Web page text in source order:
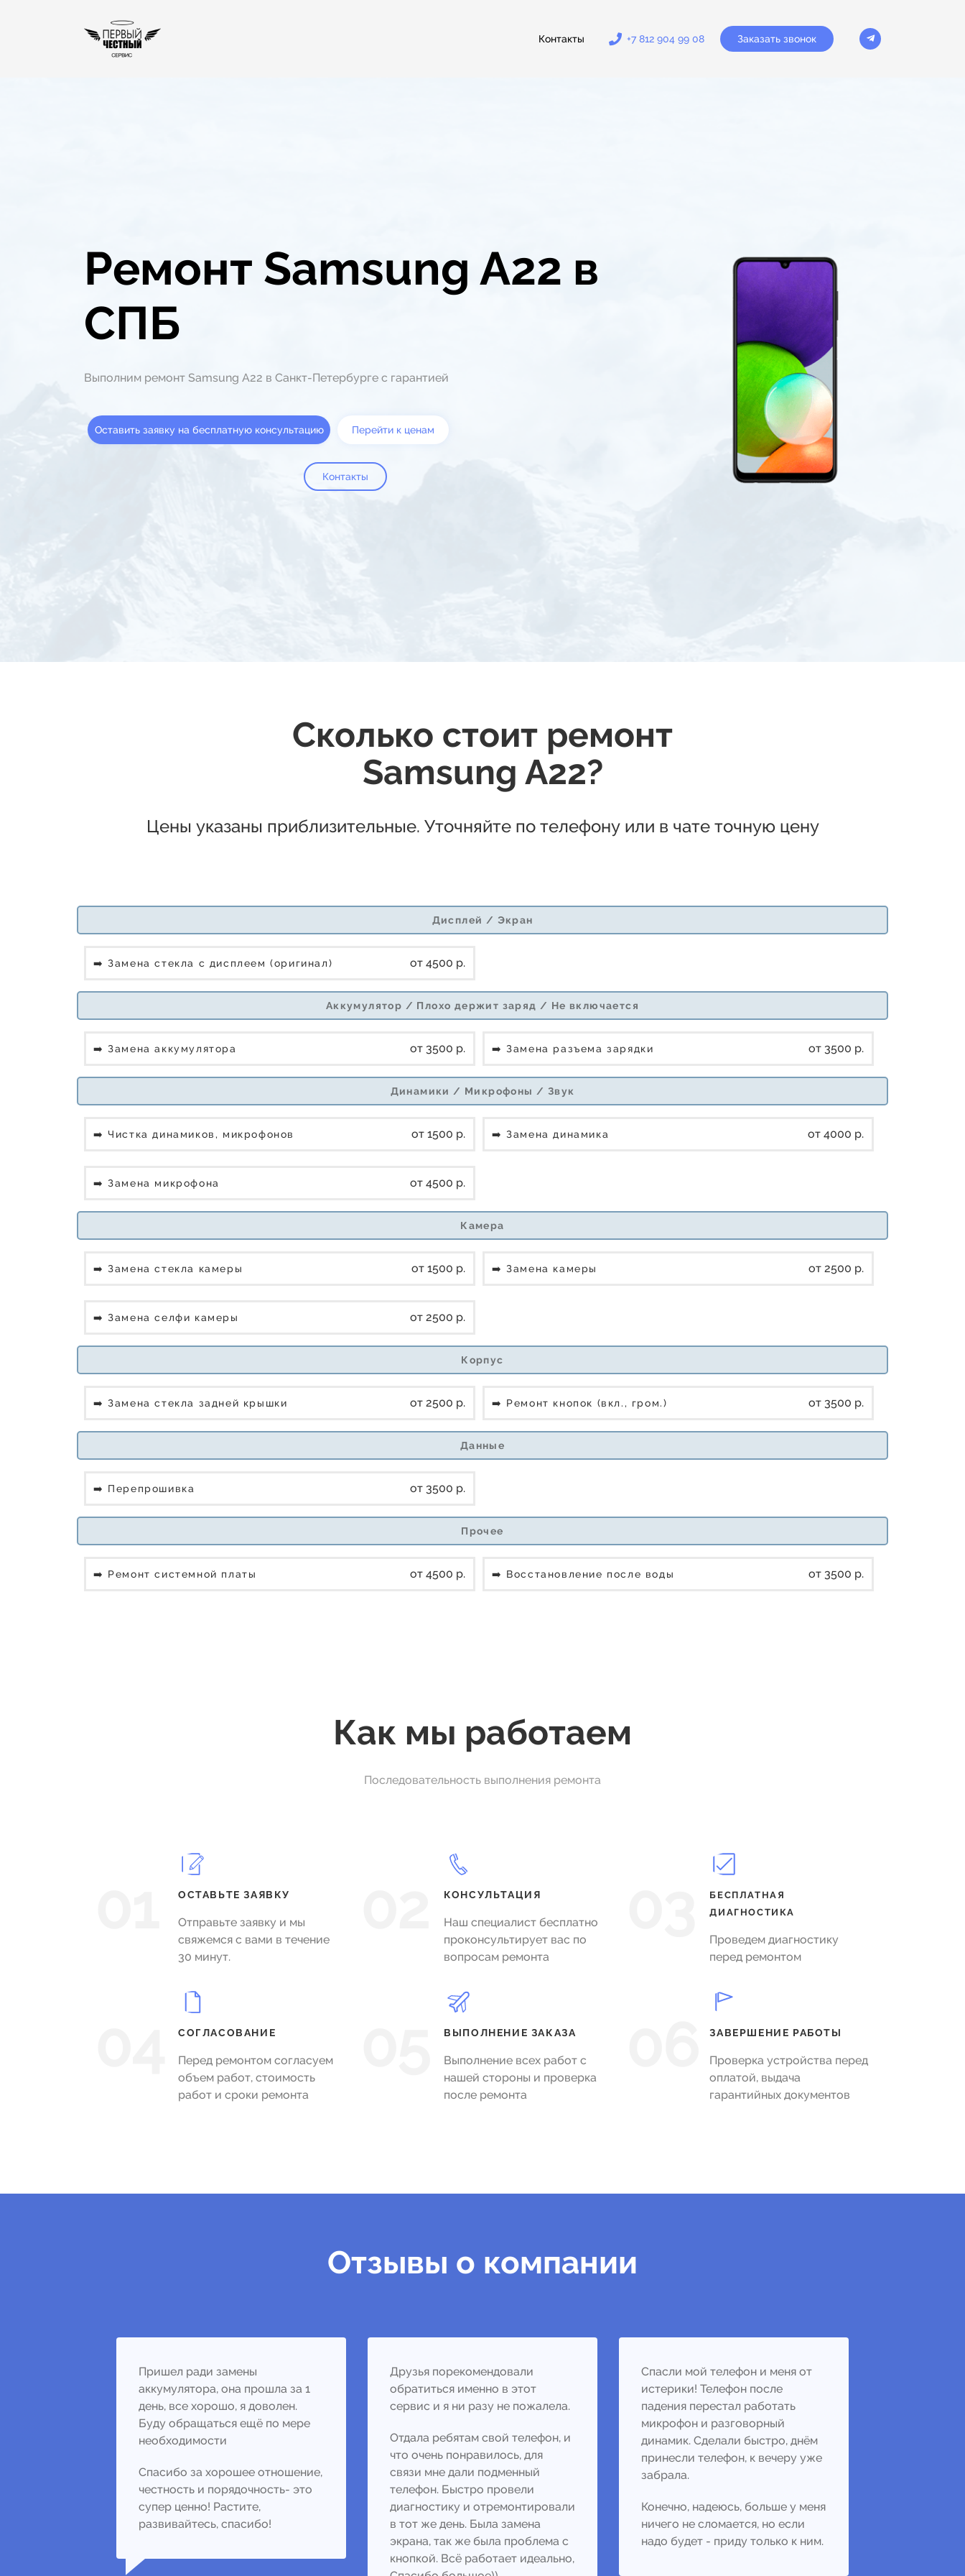
Контакты +7 812 904 99 08 Заказать звонок
Ремонт Samsung A22 в
СПБ
Выполним ремонт Samsung A22 в Санкт-Петербурге с гарантией
Оставить заявку на бесплатную консультацию Перейти к ценам
Контакты
Сколько стоит ремонт
Samsung A22?
Цены указаны приблизительные. Уточняйте по телефону или в чате точную цену
Дисплей / Экран
➡️ Замена стекла с дисплеем (оригинал) от 4500 р.
Аккумулятор / Плохо держит заряд / Не включается
➡️ Замена аккумулятора от 3500 р. ➡️ Замена разъема зарядки от 3500 р.
Динамики / Микрофоны / Звук
➡️ Чистка динамиков, микрофонов от 1500 р. ➡️ Замена динамика от 4000 р.
➡️ Замена микрофона от 4500 р.
Камера
➡️ Замена стекла камеры от 1500 р. ➡️ Замена камеры от 2500 р.
➡️ Замена селфи камеры от 2500 р.
Корпус
➡️ Замена стекла задней крышки от 2500 р. ➡️ Ремонт кнопок (вкл., гром.) от 3500 р.
Данные
➡️ Перепрошивка от 3500 р.
Прочее
➡️ Ремонт системной платы от 4500 р. ➡️ Восстановление после воды от 3500 р.
Как мы работаем
Последовательность выполнения ремонта
ОСТАВЬТЕ ЗАЯВКУ
Отправьте заявку и мы
свяжемся с вами в течение
30 минут.
КОНСУЛЬТАЦИЯ
Наш специалист бесплатно
проконсультирует вас по
вопросам ремонта
БЕСПЛАТНАЯ
ДИАГНОСТИКА
Проведем диагностику
перед ремонтом
СОГЛАСОВАНИЕ
Перед ремонтом согласуем
объем работ, стоимость
работ и сроки ремонта
ВЫПОЛНЕНИЕ ЗАКАЗА
Выполнение всех работ с
нашей стороны и проверка
после ремонта
ЗАВЕРШЕНИЕ РАБОТЫ
Проверка устройства перед
оплатой, выдача
гарантийных документов
Отзывы о компании
Пришел ради замены
аккумулятора, она прошла за 1
день, все хорошо, я доволен.
Буду обращаться ещё по мере
необходимости
Спасибо за хорошее отношение,
честность и порядочность- это
супер ценно! Растите,
развивайтесь, спасибо!
Друзья порекомендовали
обратиться именно в этот
сервис и я ни разу не пожалела.
Отдала ребятам свой телефон, и
что очень понравилось, для
связи мне дали подменный
телефон. Быстро провели
диагностику и отремонтировали
в тот же день. Была замена
экрана, так же была проблема с
кнопкой. Всё работает идеально,
Спасли мой телефон и меня от
истерики! Телефон после
падения перестал работать
микрофон и разговорный
динамик. Сделали быстро, днём
принесли телефон, к вечеру уже
забрала.
Конечно, надеюсь, больше у меня
ничего не сломается, но если
надо будет - приду только к ним.